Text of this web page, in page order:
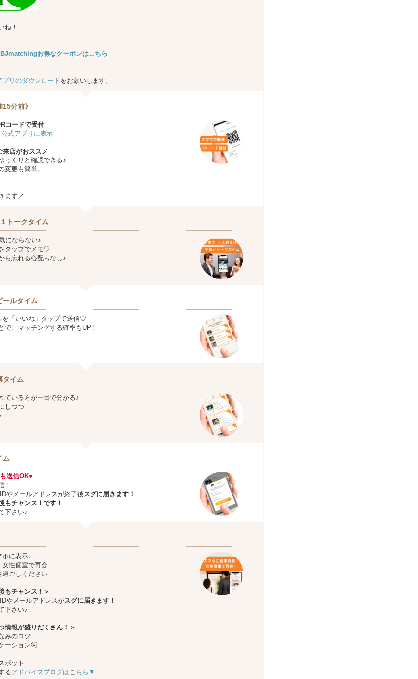
ね！
IBJmatchingお得なクーポンはこちら
リのダウンロードをお願いします。
分前》
コードで受付
公式アプリに表示
来店がおススメ
っくりと確認できる♪
変更も簡単。
ます／
トークタイム
にならない♪
タップでメモ♡
ら忘れる心配もなし♪
ールタイム
を「いいね」タップで送信♡
で、マッチングする確率もUP！
タイム
ている方が一目で分かる♪
しつつ
ム
送信OK♥
！
やメールアドレスが終了後スグに届きます！
もチャンス！です！
下さい♪
に表示。
女性個室で再会
過ごしください
もチャンス！＞
やメールアドレスがスグに届きます！
下さい♪
情報が盛りだくさん！＞
みのコツ
ーション術
ポット
るアドバイスブログはこちら▼